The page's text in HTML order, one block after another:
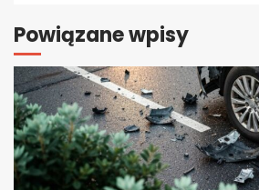
Powiązane wpisy